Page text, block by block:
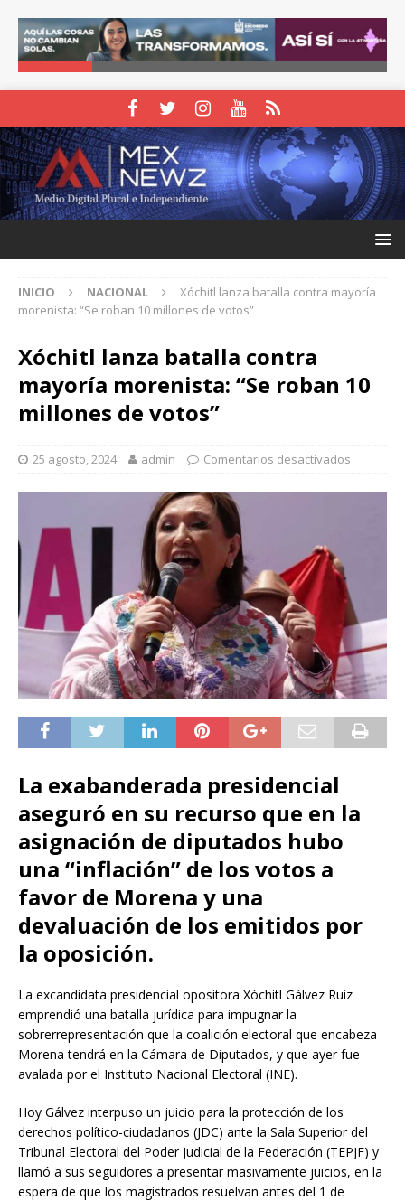
INICIO NACIONAL
Xóchitl lanza batalla contra mayoría
morenista: “Se roban 10 millones de votos”
Xóchitl lanza batalla contra
mayoría morenista: “Se roban 10
millones de votos”
25 agosto, 2024 admin Comentarios desactivados
La exabanderada presidencial
aseguró en su recurso que en la
asignación de diputados hubo
una “inflación” de los votos a
favor de Morena y una
devaluación de los emitidos por
la oposición.
La excandidata presidencial opositora Xóchitl Gálvez Ruiz
emprendió una batalla jurídica para impugnar la
sobrerrepresentación que la coalición electoral que encabeza
Morena tendrá en la Cámara de Diputados, y que ayer fue
avalada por el Instituto Nacional Electoral (INE).
Hoy Gálvez interpuso un juicio para la protección de los
derechos político-ciudadanos (JDC) ante la Sala Superior del
Tribunal Electoral del Poder Judicial de la Federación (TEPJF) y
llamó a sus seguidores a presentar masivamente juicios, en la
espera de que los magistrados resuelvan antes del 1 de